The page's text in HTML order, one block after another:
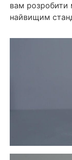
вам розробити
найвищим